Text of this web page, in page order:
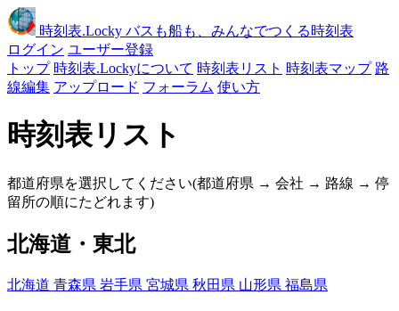
時刻表.Locky バスも船も、みんなでつくる時刻表
ログイン ユーザー登録
トップ 時刻表.Lockyについて 時刻表リスト 時刻表マップ 路
線編集 アップロード フォーラム 使い方
時刻表リスト
都道府県を選択してください(都道府県 → 会社 → 路線 → 停
留所の順にたどれます)
北海道・東北
北海道 青森県 岩手県 宮城県 秋田県 山形県 福島県